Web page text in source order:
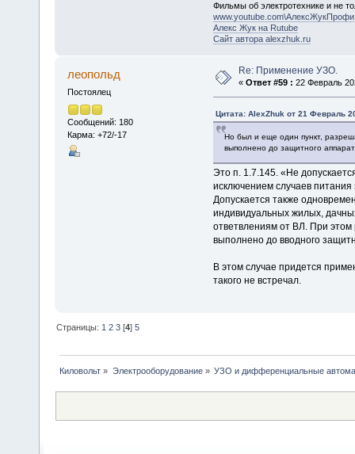
Фильмы об электротехнике и не
www.youtube.com\АлексЖукПрофи
Алекс Жук на Rutube
Сайт автора alexzhuk.ru
леопольд
Постоялец
Сообщений: 180
Карма: +72/-17
Re: Применение УЗО.
« Ответ #59 : 22 Февраль
Цитата: AlexZhuk от 21 Февраль
Но был и еще один пункт,
выполнено до защитного
Это п. 1.7.145. «Не
исключением случаев
Допускается также
индивидуальных жилых,
ответвлениям от ВЛ. При
выполнено до вводного
В этом случае придется
такого не встречал.
Страницы: 1 2 3 [4]5
Киловольт » Электрооборудование» УЗО и дифференциальные